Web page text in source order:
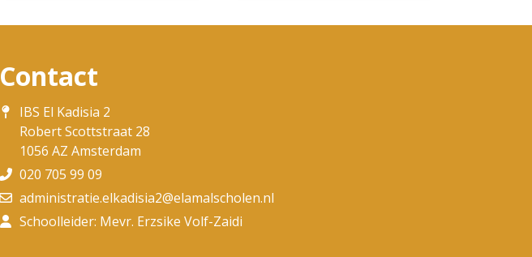
Contact
IBS El Kadisia 2
Robert Scottstraat 28
1056 AZ Amsterdam
020 705 99 09
administratie.elkadisia2@elamalscholen.nl
Schoolleider: Mevr. Erzsike Volf-Zaidi